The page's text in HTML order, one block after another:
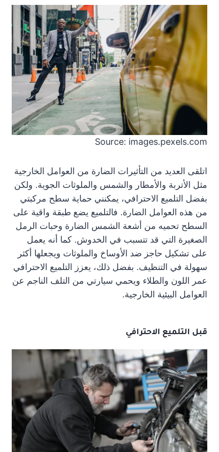
Source: images.pexels.com
اتلقى العديد من التأثيرات الضارة من العوامل الخارجية
مثل الأتربة والأمطار والشمس والملوثات الجوية. ولكن
بفضل التلميع الاحترافي، يمكنني حماية سطح مركبتي
من هذه العوامل الضارة. فالتلميع يضع طبقة واقية على
السطح تحميه من أشعة الشمس الضارة وحبات الرمل
الصغيرة التي قد تتسبب في الخدوش. كما أنه يعمل
على تشكيل حاجز ضد الأوساخ والملوثات ويجعلها أكثر
سهولة في التنظيف. بفضل ذلك، يعزز التلميع الاحترافي
عمر اللون والطلاء ويحمي سيارتي من التلف الناجم عن
العوامل البيئية الخارجية.
قبل التلميع الاحترافي